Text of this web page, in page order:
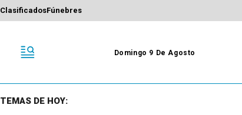
ClasificadosFúnebres
Domingo 9 De Agosto
TEMAS DE HOY: